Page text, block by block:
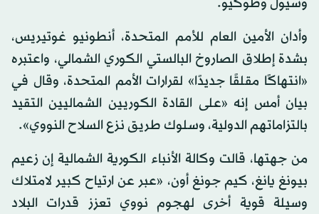
وسيول وطوكيو.
وأدان الأمين العام للأمم المتحدة، أنطونيو غوتيريس،
بشدة إطلاق الصاروخ البالستي الكوري الشمالي، واعتبره
«انتهاكًا مقلقًا جديدًا» لقرارات الأمم المتحدة، وقال في
بيان أمس إنه «على القادة الكوريين الشماليين التقيد
بالتزاماتهم الدولية، وسلوك طريق نزع السلاح النووي».
من جهتها، قالت وكالة الأنباء الكورية الشمالية إن زعيم
بيونغ يانغ، كيم جونغ أون، «عبر عن ارتياح كبير لامتلاك
وسيلة قوية أخرى لهجوم نووي تعزز قدرات البلاد